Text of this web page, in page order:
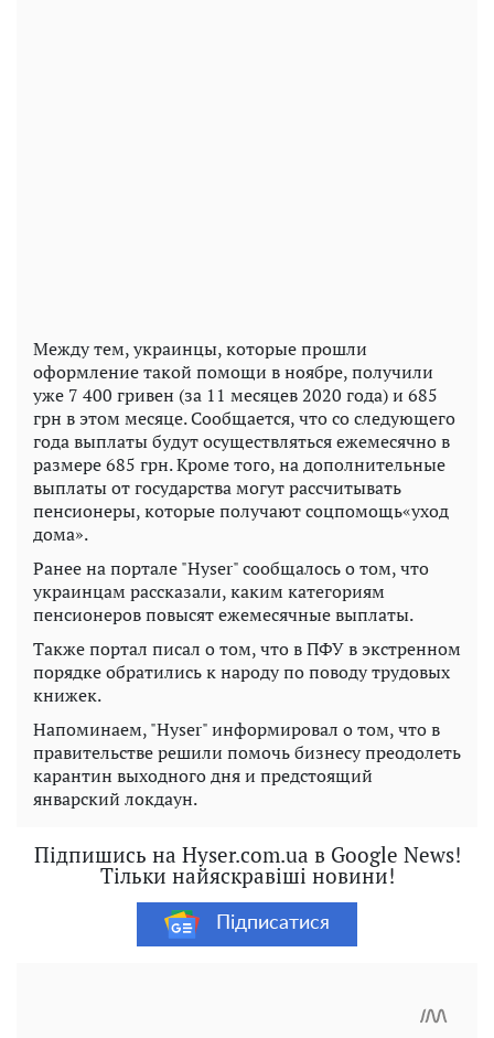
Между тем, украинцы, которые прошли
оформление такой помощи в ноябре, получили
уже 7 400 гривен (за 11 месяцев 2020 года) и 685
грн в этом месяце. Сообщается, что со следующего
года выплаты будут осуществляться ежемесячно в
размере 685 грн. Кроме того, на дополнительные
выплаты от государства могут рассчитывать
пенсионеры, которые получают соцпомощь«уход
дома».
Ранее на портале "Hyser" сообщалось о том, что
украинцам рассказали, каким категориям
пенсионеров повысят ежемесячные выплаты.
Также портал писал о том, что в ПФУ в экстренном
порядке обратились к народу по поводу трудовых
книжек.
Напоминаем, "Hyser" информировал о том, что в
правительстве решили помочь бизнесу преодолеть
карантин выходного дня и предстоящий
январский локдаун.
Підпишись на Hyser.com.ua в Google News!
Тільки найяскравіші новини!
Підписатися